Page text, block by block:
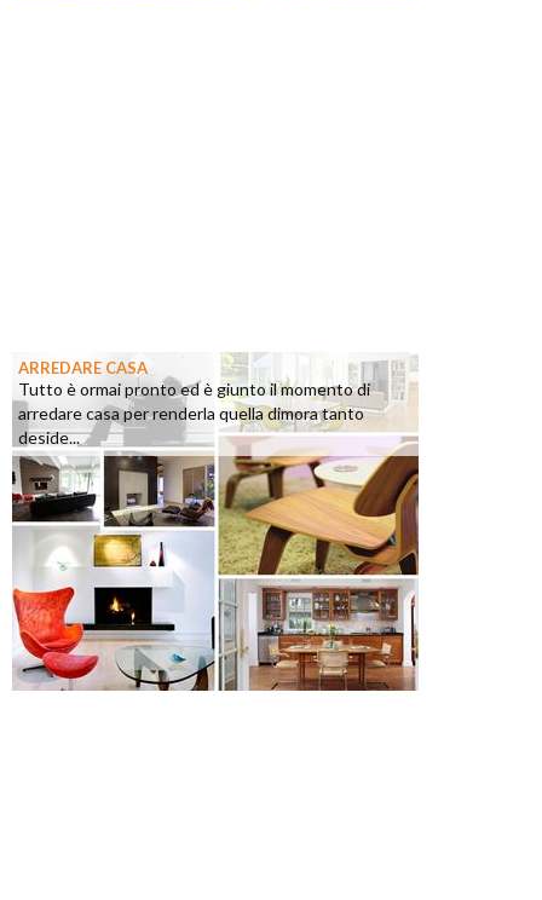
ARREDARE CASA
Tutto è ormai pronto ed è giunto il momento di
arredare casa per renderla quella dimora tanto
deside...